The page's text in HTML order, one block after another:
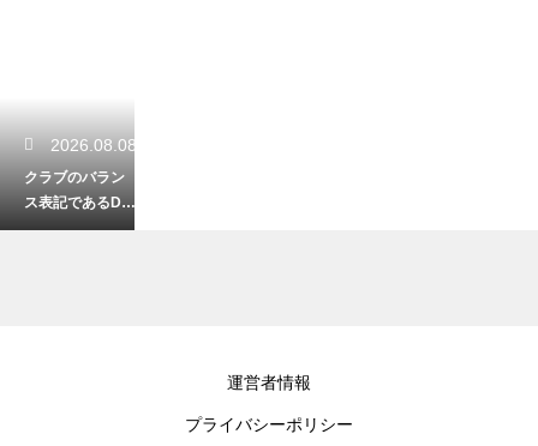
2026.08.08
クラブのバラン
ス表記であるD0
とD1の違いと振
運営者情報
プライバシーポリシー